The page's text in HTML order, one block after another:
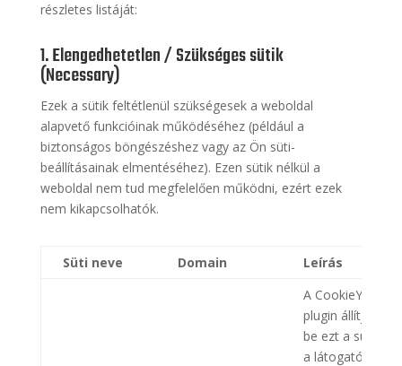
részletes listáját:
1. Elengedhetetlen / Szükséges sütik
(Necessary)
Ezek a sütik feltétlenül szükségesek a weboldal
alapvető funkcióinak működéséhez (például a
biztonságos böngészéshez vagy az Ön süti-
beállításainak elmentéséhez). Ezen sütik nélkül a
weboldal nem tud megfelelően működni, ezért ezek
nem kikapcsolhatók.
Süti neve Domain Leírás
A CookieYes
plugin állítja
be ezt a sütit
a látogató